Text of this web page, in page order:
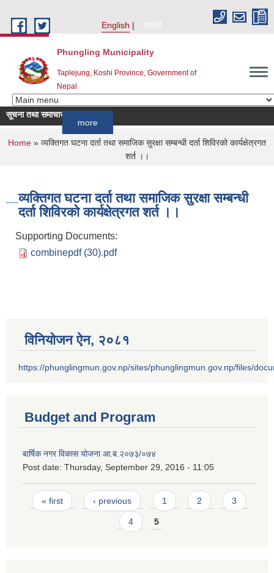
English
नेपाली
Phungling Municipality
Taplejung, Koshi Province, Government of
Nepal
सूचना तथा समाचार
You are here
Home » व्यक्तिगत घटना दर्ता तथा समाजिक सुरक्षा सम्बन्धी दर्ता शिविरको कार्यक्षेत्रगत
शर्त ।।
व्यक्तिगत घटना दर्ता तथा समाजिक सुरक्षा सम्बन्धी
दर्ता शिविरको कार्यक्षेत्रगत शर्त ।।
Supporting Documents:
combinepdf (30).pdf
विनियोजन ऐन‚ २०८१
https://phunglingmun.gov.np/sites/phunglingmun.gov.np/files/
Budget and Program
बार्षिक नगर विकास योजना आ.ब.२०७३/०७४
Post date: Thursday, September 29, 2016 - 11:05
Pages
« first ‹ previous 1 2 3
4 5